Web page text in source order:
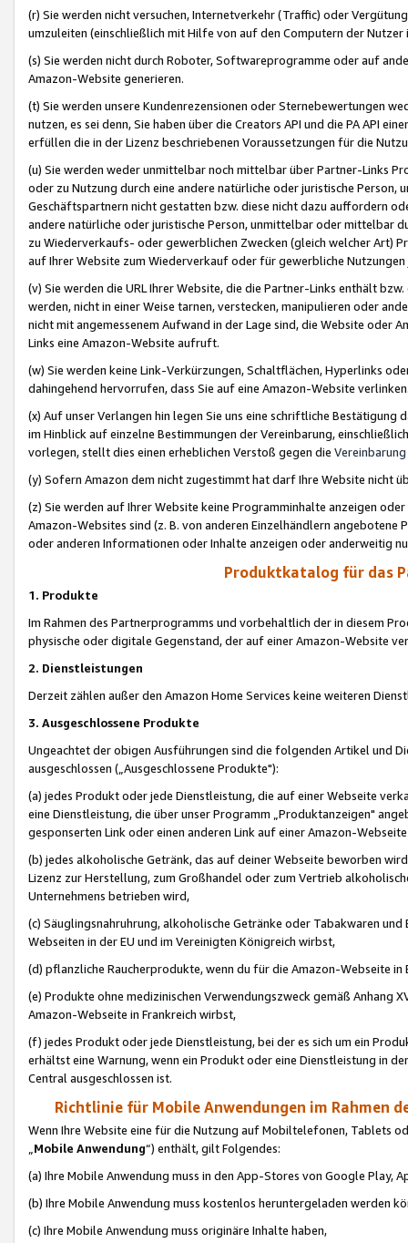
(r) Sie werden nicht versuchen, Internetverkehr (Traffic) oder
umzuleiten (einschließlich mit Hilfe von auf den Computern der
(s) Sie werden nicht durch Roboter, Softwareprogramme oder auf
Amazon-Website generieren.
(t) Sie werden unsere Kundenrezensionen oder Sternebewertungen
nutzen, es sei denn, Sie haben über die Creators API und die PA API
erfüllen die in der Lizenz beschriebenen Voraussetzungen für die
(u) Sie werden weder unmittelbar noch mittelbar über Partner-Links
oder zu Nutzung durch eine andere natürliche oder juristische
Geschäftspartnern nicht gestatten bzw. diese nicht dazu auffordern
andere natürliche oder juristische Person, unmittelbar oder mittelbar
zu Wiederverkaufs- oder gewerblichen Zwecken (gleich welcher Art)
auf Ihrer Website zum Wiederverkauf oder für gewerbliche
(v) Sie werden die URL Ihrer Website, die die Partner-Links enthält
werden, nicht in einer Weise tarnen, verstecken, manipulieren oder
nicht mit angemessenem Aufwand in der Lage sind, die Website oder
Links eine Amazon-Website aufruft.
(w) Sie werden keine Link-Verkürzungen, Schaltflächen, Hyperlinks
dahingehend hervorrufen, dass Sie auf eine Amazon-Website
(x) Auf unser Verlangen hin legen Sie uns eine schriftliche
im Hinblick auf einzelne Bestimmungen der Vereinbarung,
vorlegen, stellt dies einen erheblichen Verstoß gegen die Vereinbarung
(y) Sofern Amazon dem nicht zugestimmt hat darf Ihre Website nicht
(z) Sie werden auf Ihrer Website keine Programminhalte anzeigen
Amazon-Websites sind (z. B. von anderen Einzelhändlern
oder anderen Informationen oder Inhalte anzeigen oder anderweitig
Produktkatalog für das
1. Produkte
Im Rahmen des Partnerprogramms und vorbehaltlich der in diesem
physische oder digitale Gegenstand, der auf einer Amazon-Website
2. Dienstleistungen
Derzeit zählen außer den Amazon Home Services keine weiteren
3. Ausgeschlossene Produkte
Ungeachtet der obigen Ausführungen sind die folgenden Artikel und
ausgeschlossen („Ausgeschlossene Produkte"):
(a) jedes Produkt oder jede Dienstleistung, die auf einer Webseite
eine Dienstleistung, die über unser Programm „Produktanzeigen"
gesponserten Link oder einen anderen Link auf einer Amazon-
(b) jedes alkoholische Getränk, das auf deiner Webseite beworben
Lizenz zur Herstellung, zum Großhandel oder zum Vertrieb
Unternehmens betrieben wird,
(c) Säuglingsnahruhrung, alkoholische Getränke oder Tabakwaren
Webseiten in der EU und im Vereinigten Königreich wirbst,
(d) pflanzliche Raucherprodukte, wenn du für die Amazon-Webseite in
(e) Produkte ohne medizinischen Verwendungszweck gemäß Anhang
Amazon-Webseite in Frankreich wirbst,
(f) jedes Produkt oder jede Dienstleistung, bei der es sich um ein
erhältst eine Warnung, wenn ein Produkt oder eine Dienstleistung in
Central ausgeschlossen ist.
Richtlinie für Mobile Anwendungen im Rahmen
Wenn Ihre Website eine für die Nutzung auf Mobiltelefonen, Tablets
„Mobile Anwendung“) enthält, gilt Folgendes:
(a) Ihre Mobile Anwendung muss in den App-Stores von Google Play,
(b) Ihre Mobile Anwendung muss kostenlos heruntergeladen werden
(c) Ihre Mobile Anwendung muss originäre Inhalte haben,